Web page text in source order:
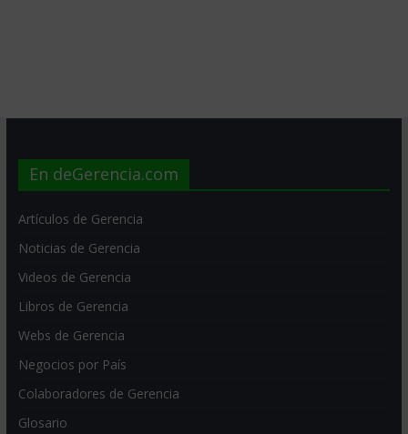
En deGerencia.com
Artículos de Gerencia
Noticias de Gerencia
Videos de Gerencia
Libros de Gerencia
Webs de Gerencia
Negocios por País
Colaboradores de Gerencia
Glosario